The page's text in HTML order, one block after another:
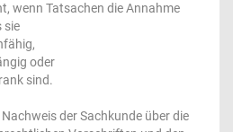
wenn Tatsachen die Annahme
sie
oder
sind.
der Sachkunde über die